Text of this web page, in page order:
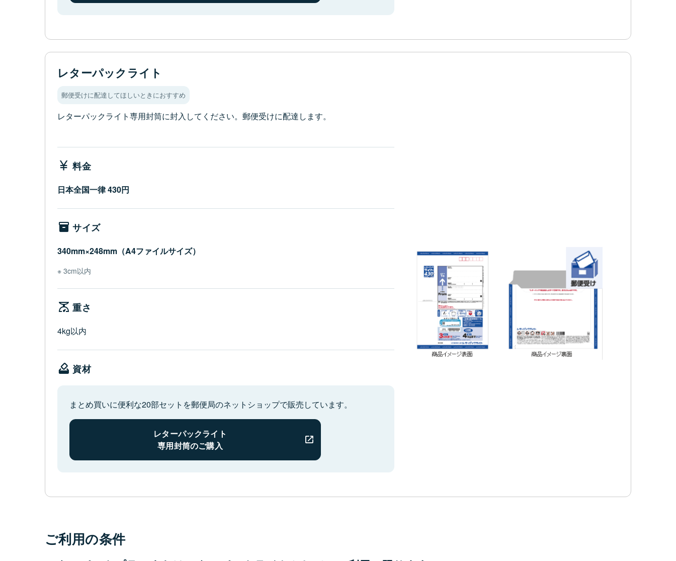
レターパックライト
郵便受けに配達してほしいときにおすすめ
レターパックライト専用封筒に封入してください。郵便受けに配達します。
料金
日本全国一律 430円
サイズ
340mm×248mm（A4ファイルサイズ）
3cm以内
重さ
4kg以内
資材
まとめ買いに便利な20部セットを郵便局のネットショップで販売しています。
レターパックライト
専用封筒のご購入
ご利用の条件